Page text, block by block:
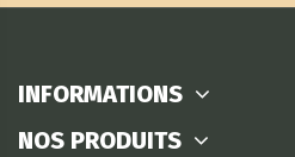
INFORMATIONS
NOS PRODUITS